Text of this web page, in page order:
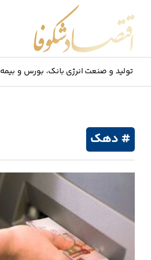
تولید و صنعت انرژی بانک، بورس و بیمه
# دهک